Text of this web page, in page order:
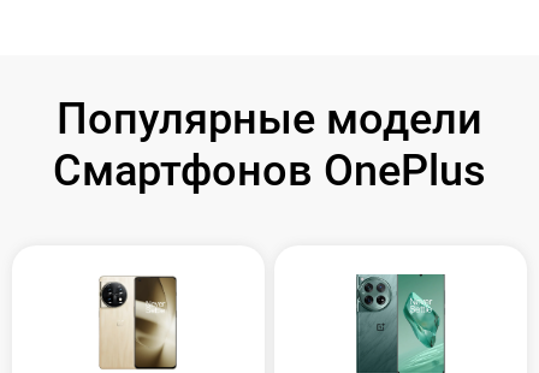
Популярные модели
Смартфонов OnePlus